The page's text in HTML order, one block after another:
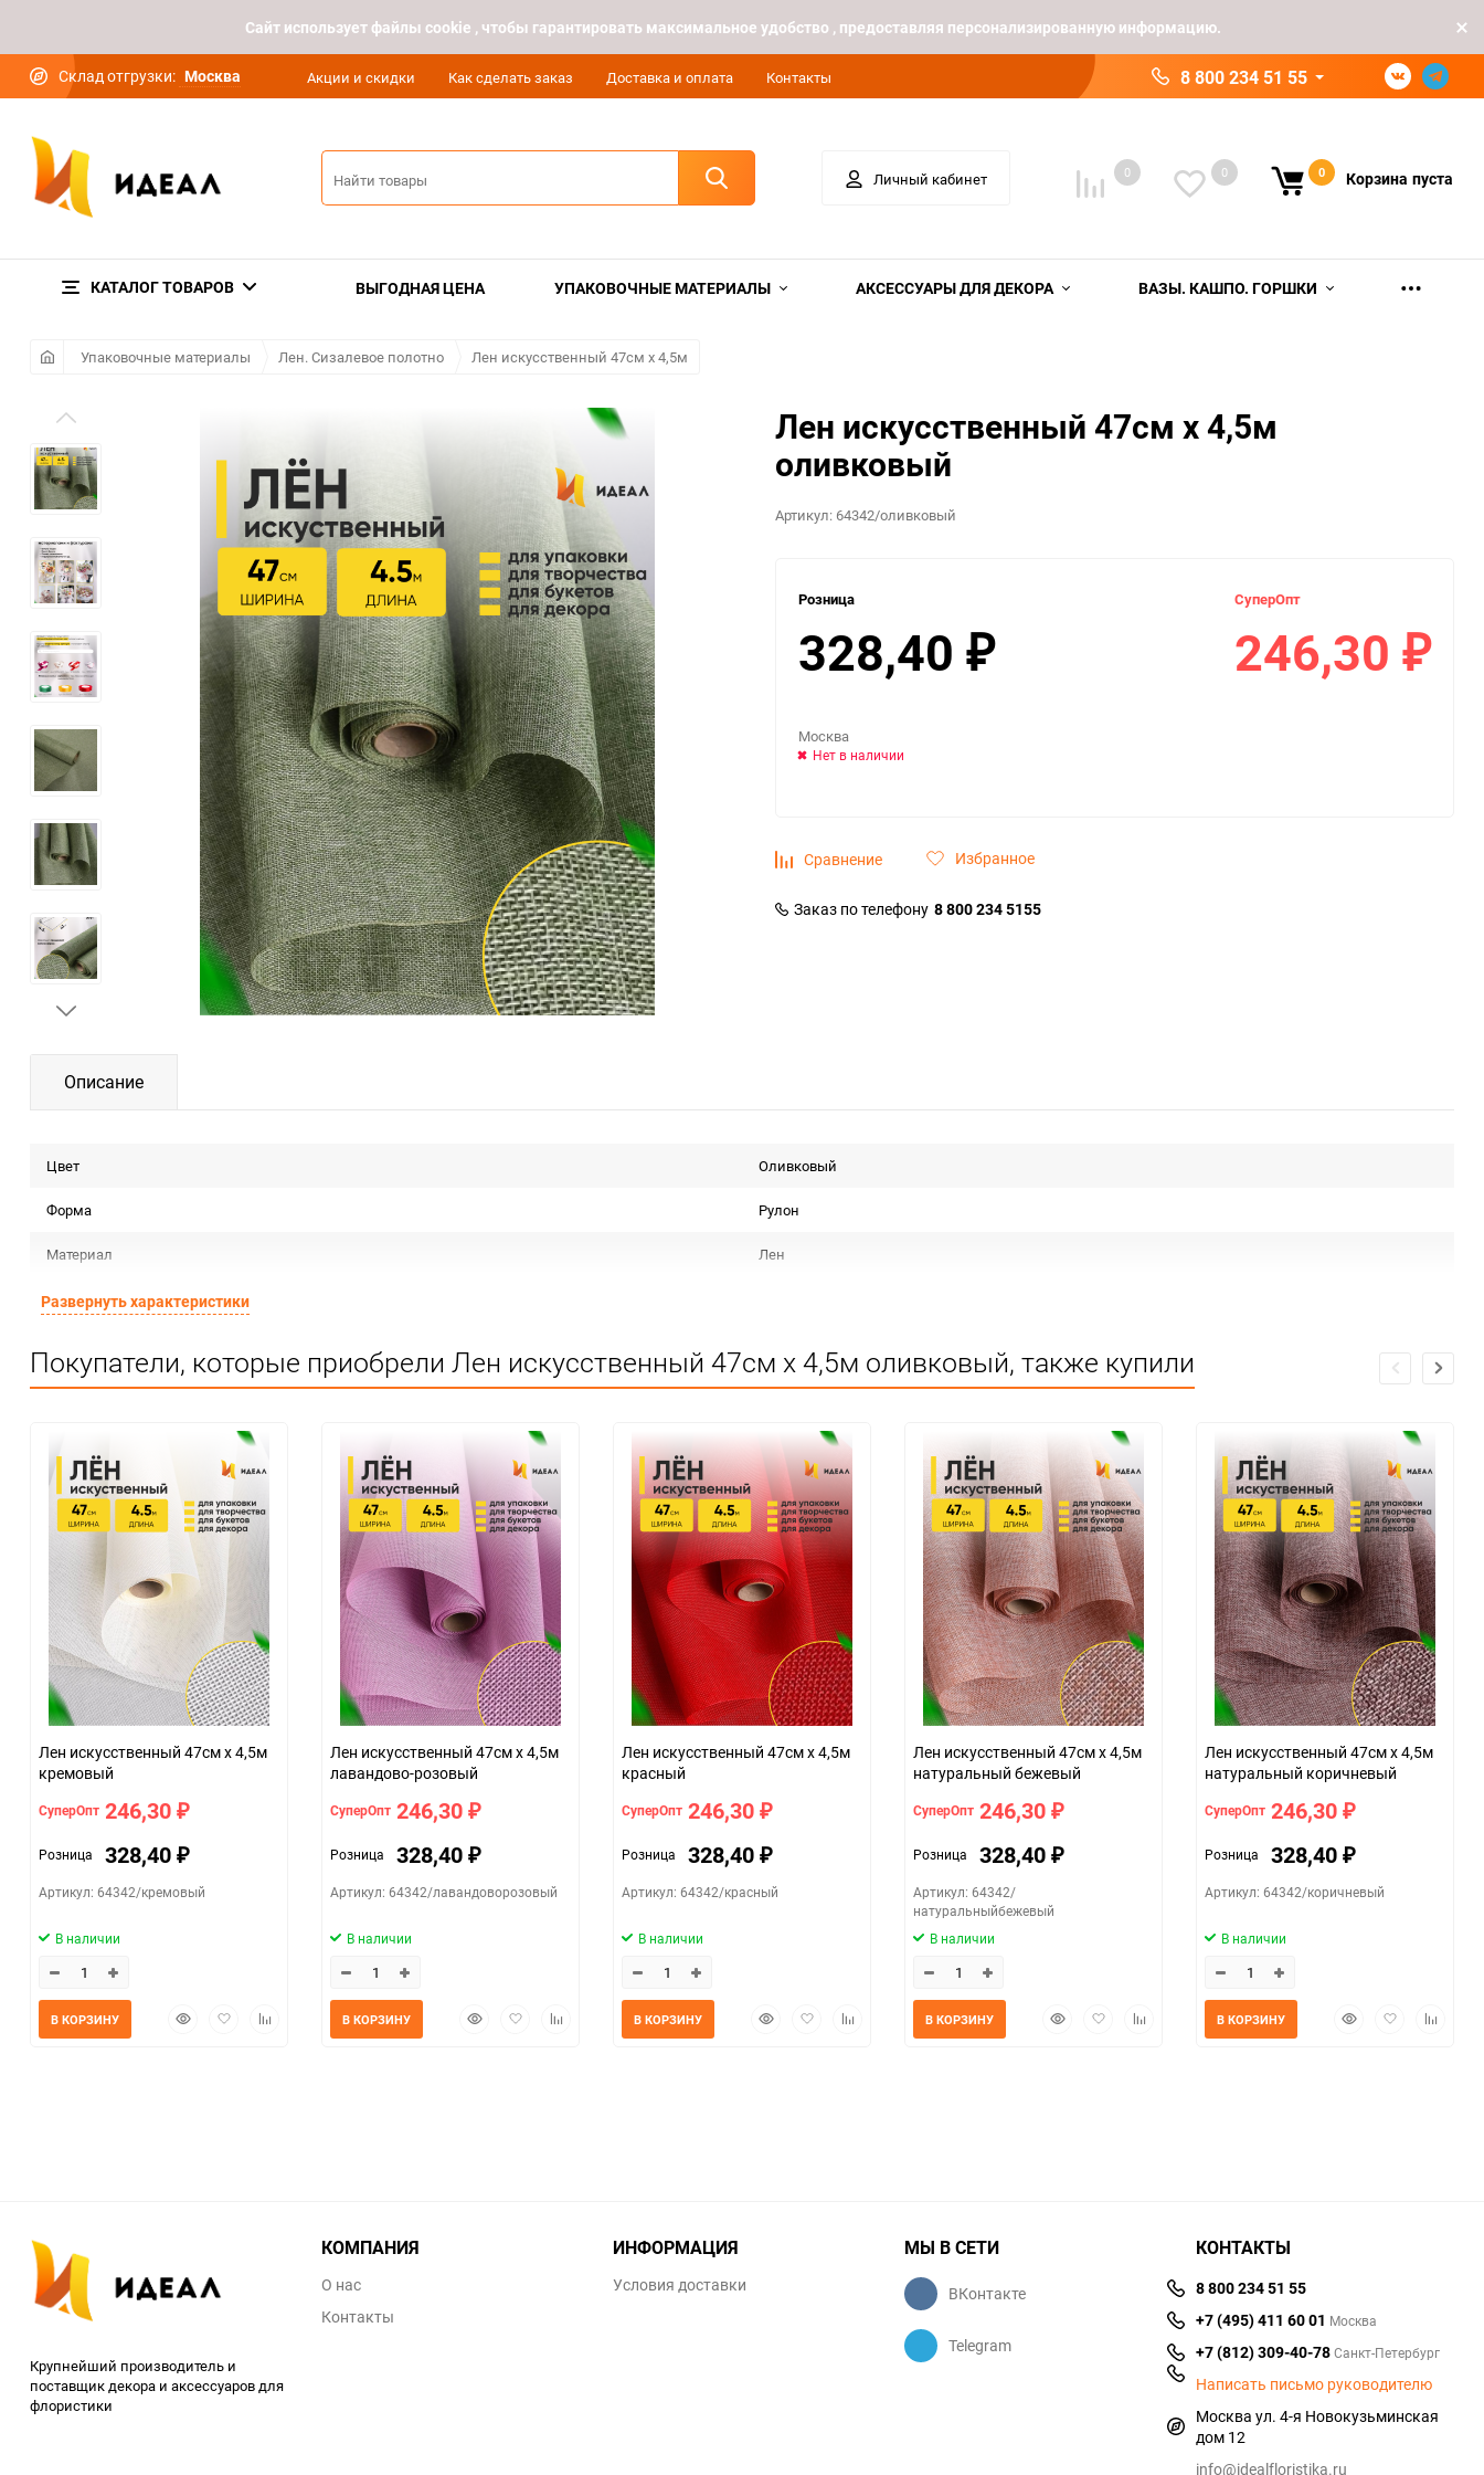
Cайт использует файлы cookie , чтобы гарантировать максимальное удобство , предоставляя персонализированную информацию.
Склад отгрузки: Москва Акции и скидки Как сделать заказ Доставка и оплата Контакты 8 800 234 51 55
Личный кабинет 0 0 0 Корзина пуста
КАТАЛОГ ТОВАРОВ ВЫГОДНАЯ ЦЕНА УПАКОВОЧНЫЕ МАТЕРИАЛЫ АКСЕССУАРЫ ДЛЯ ДЕКОРА ВАЗЫ. КАШПО. ГОРШКИ
Упаковочные материалы Лен. Сизалевое полотно Лен искусственный 47см х 4,5м
Лен искусственный 47см х 4,5м
оливковый
Артикул: 64342/оливковый
Розница
328,40 ₽
СуперОпт
246,30 ₽
Москва
Нет в наличии
Сравнение Избранное
Заказ по телефону 8 800 234 5155
Описание
Цвет Оливковый
Форма Рулон
Материал Лен
Срок годности
Сертификация Не подлежит сертификации
Особых условий не требует
Минимальное количество
Количество в коробке 40
Единица измерения шт
ЦветНоменклатуры оливковый
Развернуть характеристики
Покупатели, которые приобрели Лен искусственный 47см х 4,5м оливковый, также купили
Лен искусственный 47см х 4,5м
кремовый
СуперОпт 246,30 ₽
Розница 328,40 ₽
Артикул: 64342/кремовый
В наличии
БыстрыйДобавитьДобавить
В КОРЗИНУ
Лен искусственный 47см х 4,5м
лавандово-розовый
СуперОпт 246,30 ₽
Розница 328,40 ₽
Артикул: 64342/лавандоворозовый
В наличии
БыстрыйДобавитьДобавить
В КОРЗИНУ
Лен искусственный 47см х 4,5м
красный
СуперОпт 246,30 ₽
Розница 328,40 ₽
Артикул: 64342/красный
В наличии
БыстрыйДобавитьДобавить
В КОРЗИНУ
Лен искусственный 47см х 4,5м
натуральный бежевый
СуперОпт 246,30 ₽
Розница 328,40 ₽
Артикул: 64342/
натуральныйбежевый
В наличии
БыстрыйДобавитьДобавить
В КОРЗИНУ
Лен искусственный 47см х 4,5м
натуральный коричневый
СуперОпт 246,30 ₽
Розница 328,40 ₽
Артикул: 64342/коричневый
В наличии
БыстрыйДобавить
В КОРЗИНУ
Крупнейший производитель и
поставщик декора и аксессуаров для
флористики
КОМПАНИЯ
О нас
Контакты
ИНФОРМАЦИЯ
Условия доставки
МЫ В СЕТИ
ВКонтакте
Telegram
КОНТАКТЫ
8 800 234 51 55
+7 (495) 411 60 01 Москва
+7 (812) 309-40-78Санкт-Петербург
Написать письмо руководителю
Москва ул. 4-я Новокузьминская
дом 12
info@idealfloristika.ru